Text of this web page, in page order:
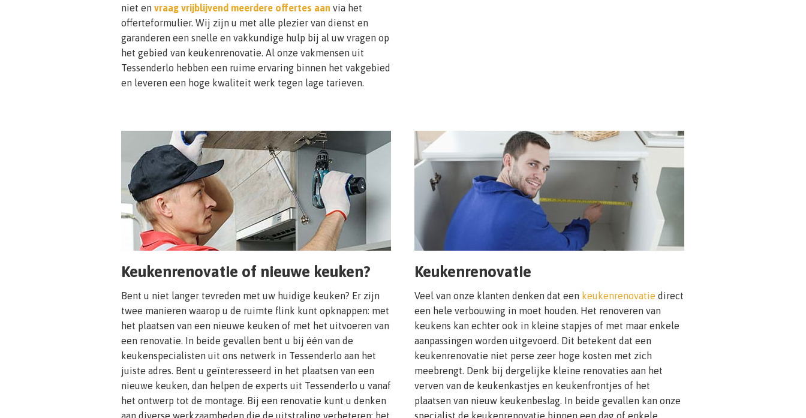
niet en vraag vrijblijvend meerdere offertes aan via het
offerteformulier. Wij zijn u met alle plezier van dienst en
garanderen een snelle en vakkundige hulp bij al uw vragen op
het gebied van keukenrenovatie. Al onze vakmensen uit
Tessenderlo hebben een ruime ervaring binnen het vakgebied
en leveren een hoge kwaliteit werk tegen lage tarieven.
Keukenrenovatie of nieuwe keuken?
Bent u niet langer tevreden met uw huidige keuken? Er zijn
twee manieren waarop u de ruimte flink kunt opknappen: met
het plaatsen van een nieuwe keuken of met het uitvoeren van
een renovatie. In beide gevallen bent u bij één van de
keukenspecialisten uit ons netwerk in Tessenderlo aan het
juiste adres. Bent u geïnteresseerd in het plaatsen van een
nieuwe keuken, dan helpen de experts uit Tessenderlo u vanaf
het ontwerp tot de montage. Bij een renovatie kunt u denken
aan diverse werkzaamheden die de uitstraling verbeteren: het
Keukenrenovatie
Veel van onze klanten denken dat een keukenrenovatie direct
een hele verbouwing in moet houden. Het renoveren van
keukens kan echter ook in kleine stapjes of met maar enkele
aanpassingen worden uitgevoerd. Dit betekent dat een
keukenrenovatie niet perse zeer hoge kosten met zich
meebrengt. Denk bij dergelijke kleine renovaties aan het
verven van de keukenkastjes en keukenfrontjes of het
plaatsen van nieuw keukenbeslag. In beide gevallen kan onze
specialist de keukenrenovatie binnen een dag of enkele